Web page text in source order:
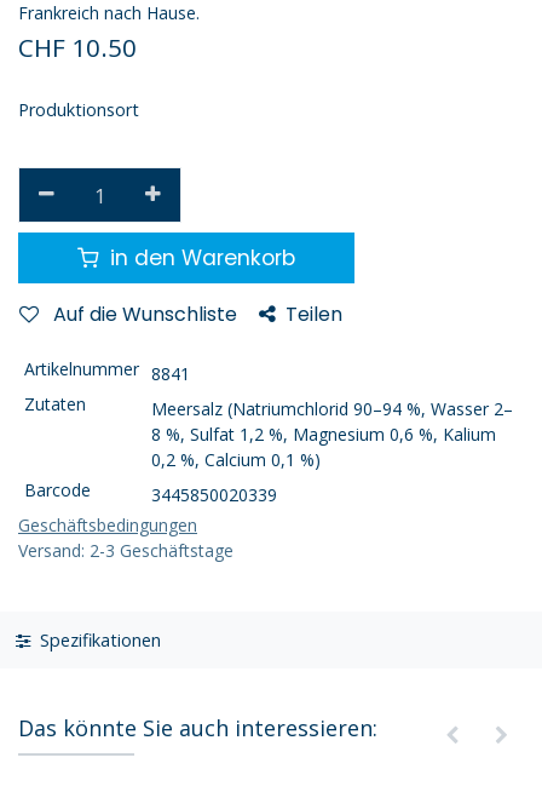
Frankreich nach Hause.
CHF 10.50
Produktionsort
in den Warenkorb
Auf die Wunschliste Teilen
Artikelnummer 8841
Zutaten
Meersalz (Natriumchlorid 90–94 %, Wasser 2–
8 %, Sulfat 1,2 %, Magnesium 0,6 %, Kalium
0,2 %, Calcium 0,1 %)
Barcode
3445850020339
Geschäftsbedingungen
Versand: 2-3 Geschäftstage
Spezifikationen
Das könnte Sie auch interessieren: